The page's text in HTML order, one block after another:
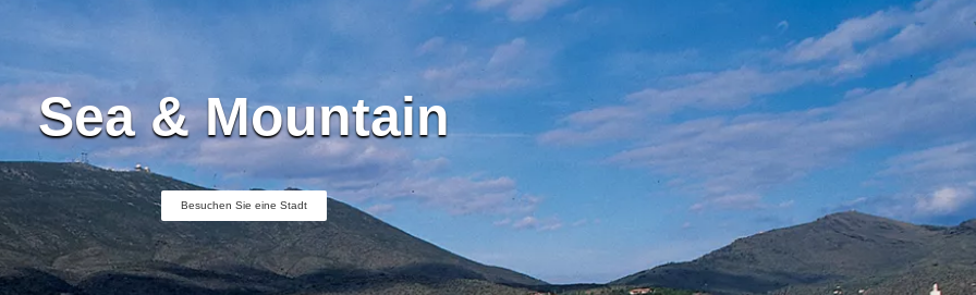
Sea & Mountain
Besuchen Sie eine Stadt